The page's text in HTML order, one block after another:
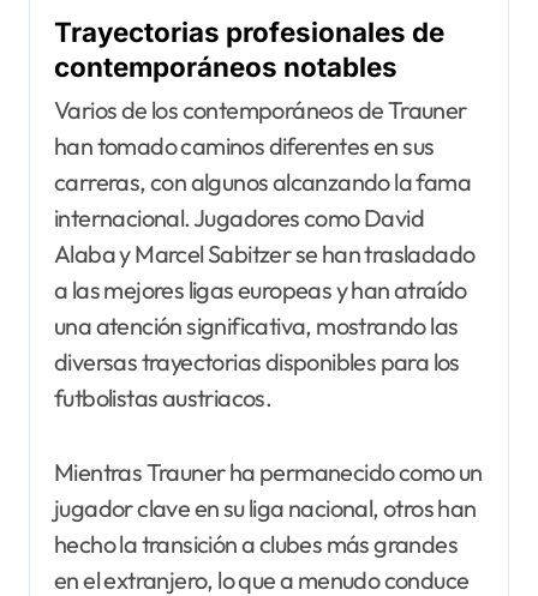
Trayectorias profesionales de
contemporáneos notables
Varios de los contemporáneos de Trauner
han tomado caminos diferentes en sus
carreras, con algunos alcanzando la fama
internacional. Jugadores como David
Alaba y Marcel Sabitzer se han trasladado
a las mejores ligas europeas y han atraído
una atención significativa, mostrando las
diversas trayectorias disponibles para los
futbolistas austriacos.
Mientras Trauner ha permanecido como un
jugador clave en su liga nacional, otros han
hecho la transición a clubes más grandes
en el extranjero, lo que a menudo conduce